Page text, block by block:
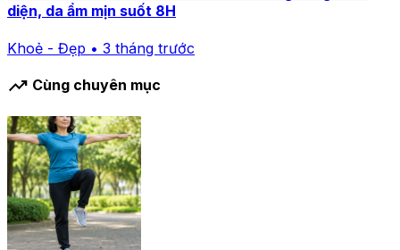
diện, da ẩm mịn suốt 8H
Khoẻ - Đẹp • 3 tháng trước
trending_up Cùng chuyên mục